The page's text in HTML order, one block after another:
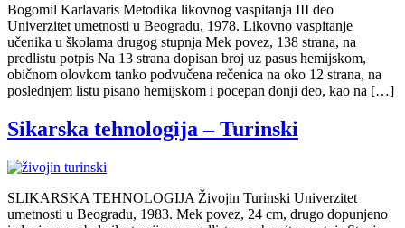
Bogomil Karlavaris Metodika likovnog vaspitanja III deo
Univerzitet umetnosti u Beogradu, 1978. Likovno vaspitanje
učenika u školama drugog stupnja Mek povez, 138 strana, na
predlistu potpis Na 13 strana dopisan broj uz pasus hemijskom,
običnom olovkom tanko podvučena rečenica na oko 12 strana, na
poslednjem listu pisano hemijskom i pocepan donji deo, kao na […]
Sikarska tehnologija – Turinski
SLIKARSKA TEHNOLOGIJA Živojin Turinski Univerzitet
umetnosti u Beogradu, 1983. Mek povez, 24 cm, drugo dopunjeno